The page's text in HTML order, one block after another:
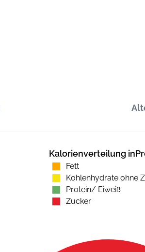
Kalorienverteilung
Fett
Kohlenhydrate ohne
Protein/ Eiweiß
Zucker